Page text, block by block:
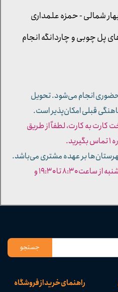
راهنمای خرید از فروشگاه
جستجو
شمالی - حمزه علمداری
انجام می‌شود. تحویل
قبلی امکان‌پذیر است.
کارت به کارت، لطفاً از طریق
بر عهده مشتری می‌باشد.
- ساعات کاری فروشگاه: شنبه تا چهارشنبه از ساعت ۸:۳۰ تا ۱۹:۳۰ و
پل چوبی و چاردانگه انجام